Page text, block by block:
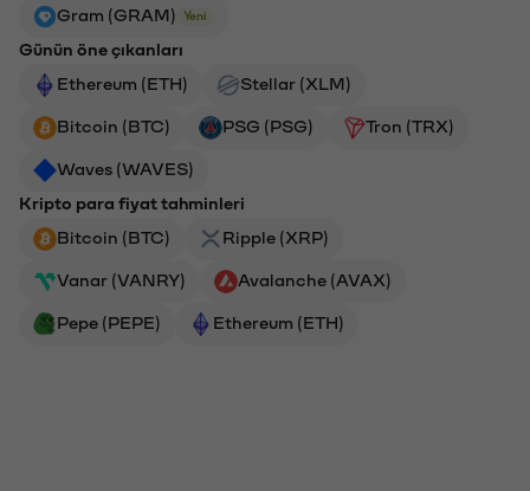
Gram (GRAM)
Yeni
Günün öne çıkanları
Ethereum (ETH)
Stellar (XLM)
Bitcoin (BTC) PSG (PSG) Tron (TRX)
Waves (WAVES)
Kripto para fiyat tahminleri
Bitcoin (BTC)
Ripple (XRP)
Vanar (VANRY) Avalanche (AVAX)
Pepe (PEPE) Ethereum (ETH)